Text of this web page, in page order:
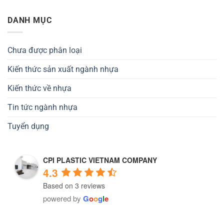
DANH MỤC
Chưa được phân loại
Kiến thức sản xuất ngành nhựa
Kiến thức về nhựa
Tin tức ngành nhựa
Tuyển dụng
CPI PLASTIC VIETNAM COMPANY
4.3
Based on 3 reviews
powered by Google